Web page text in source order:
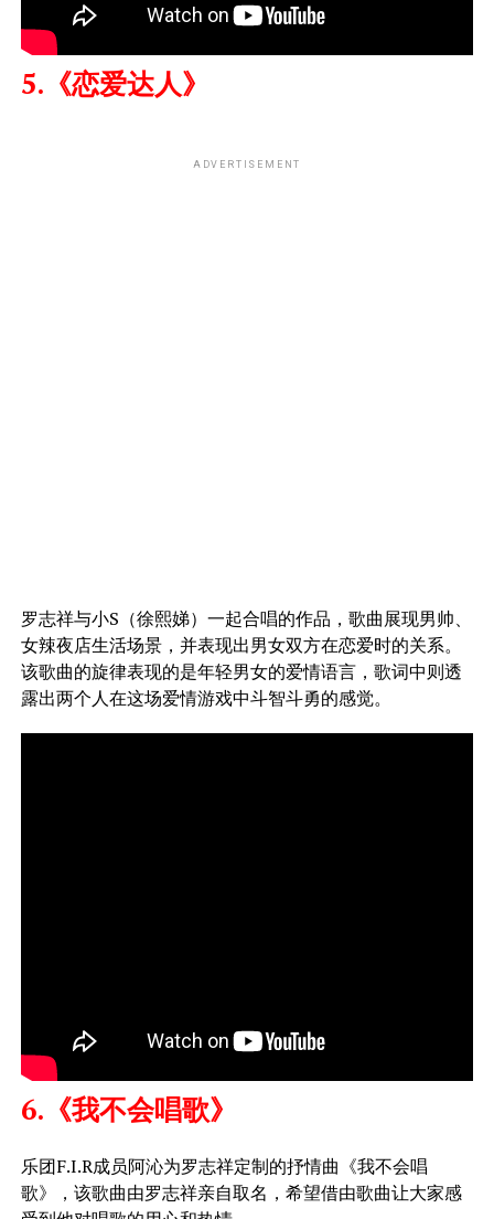
5.《恋爱达人》
ADVERTISEMENT
罗志祥与小S（徐熙娣）一起合唱的作品，歌曲展现男帅、
女辣夜店生活场景，并表现出男女双方在恋爱时的关系。
该歌曲的旋律表现的是年轻男女的爱情语言，歌词中则透
露出两个人在这场爱情游戏中斗智斗勇的感觉。
6.《我不会唱歌》
乐团F.I.R成员阿沁为罗志祥定制的抒情曲《我不会唱
歌》，该歌曲由罗志祥亲自取名，希望借由歌曲让大家感